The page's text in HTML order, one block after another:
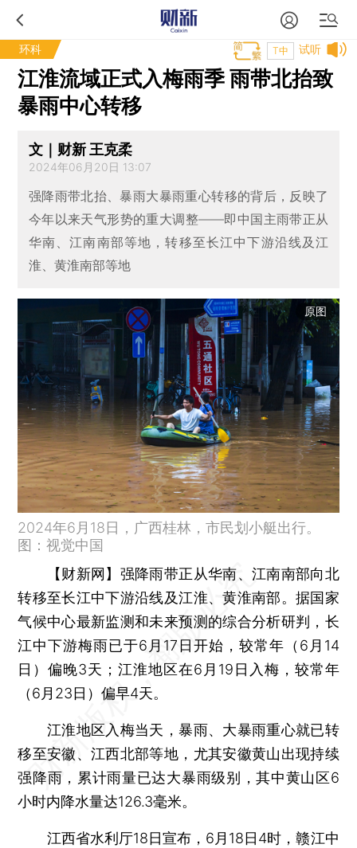
环科 试听
T中
江淮流域正式入梅雨季 雨带北抬致
暴雨中心转移
文｜财新 王克柔
2024年06月20日 13:07
强降雨带北抬、暴雨大暴雨重心转移的背后，反映了
今年以来天气形势的重大调整——即中国主雨带正从
华南、江南南部等地，转移至长江中下游沿线及江
淮、黄淮南部等地
原图
2024年6月18日，广西桂林，市民划小艇出行。
图：视觉中国
【财新网】 强降雨带正从华南、江南南部向北
转移至长江中下游沿线及江淮、黄淮南部。据国家
气候中心最新监测和未来预测的综合分析研判，长
江中下游梅雨已于6月17日开始，较常年（6月14
日）偏晚3天；江淮地区在6月19日入梅，较常年
（6月23日）偏早4天。
江淮地区入梅当天，暴雨、大暴雨重心就已转
移至安徽、江西北部等地，尤其安徽黄山出现持续
强降雨，累计雨量已达大暴雨级别，其中黄山区6
小时内降水量达126.3毫米。
江西省水利厅18日宣布，6月18日4时，赣江中